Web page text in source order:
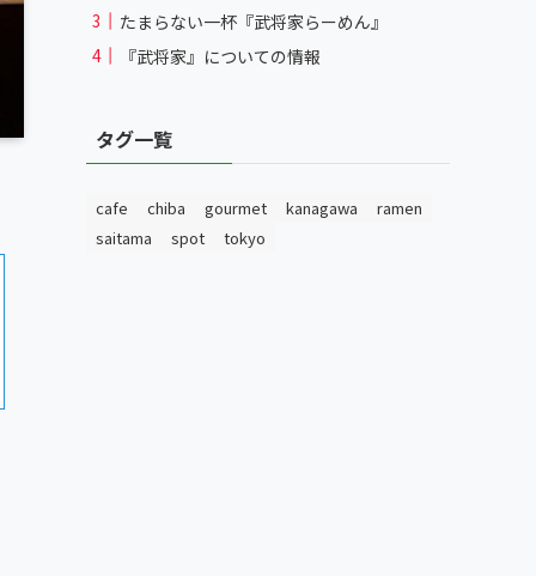
たまらない一杯『武将家らーめん』
『武将家』についての情報
タグ一覧
cafe chiba gourmet kanagawa
ramen
saitama
spot tokyo